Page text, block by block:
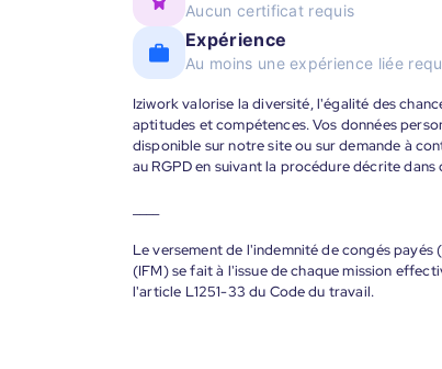
Aucun certificat requis
Expérience
Au moins une expérience liée
Iziwork valorise la diversité, l'égalité des
aptitudes et compétences. Vos données
disponible sur notre site ou sur demande à
au RGPD en suivant la procédure décrite dans
Le versement de l'indemnité de congés
(IFM) se fait à l'issue de chaque mission
l'article L1251-33 du Code du travail.